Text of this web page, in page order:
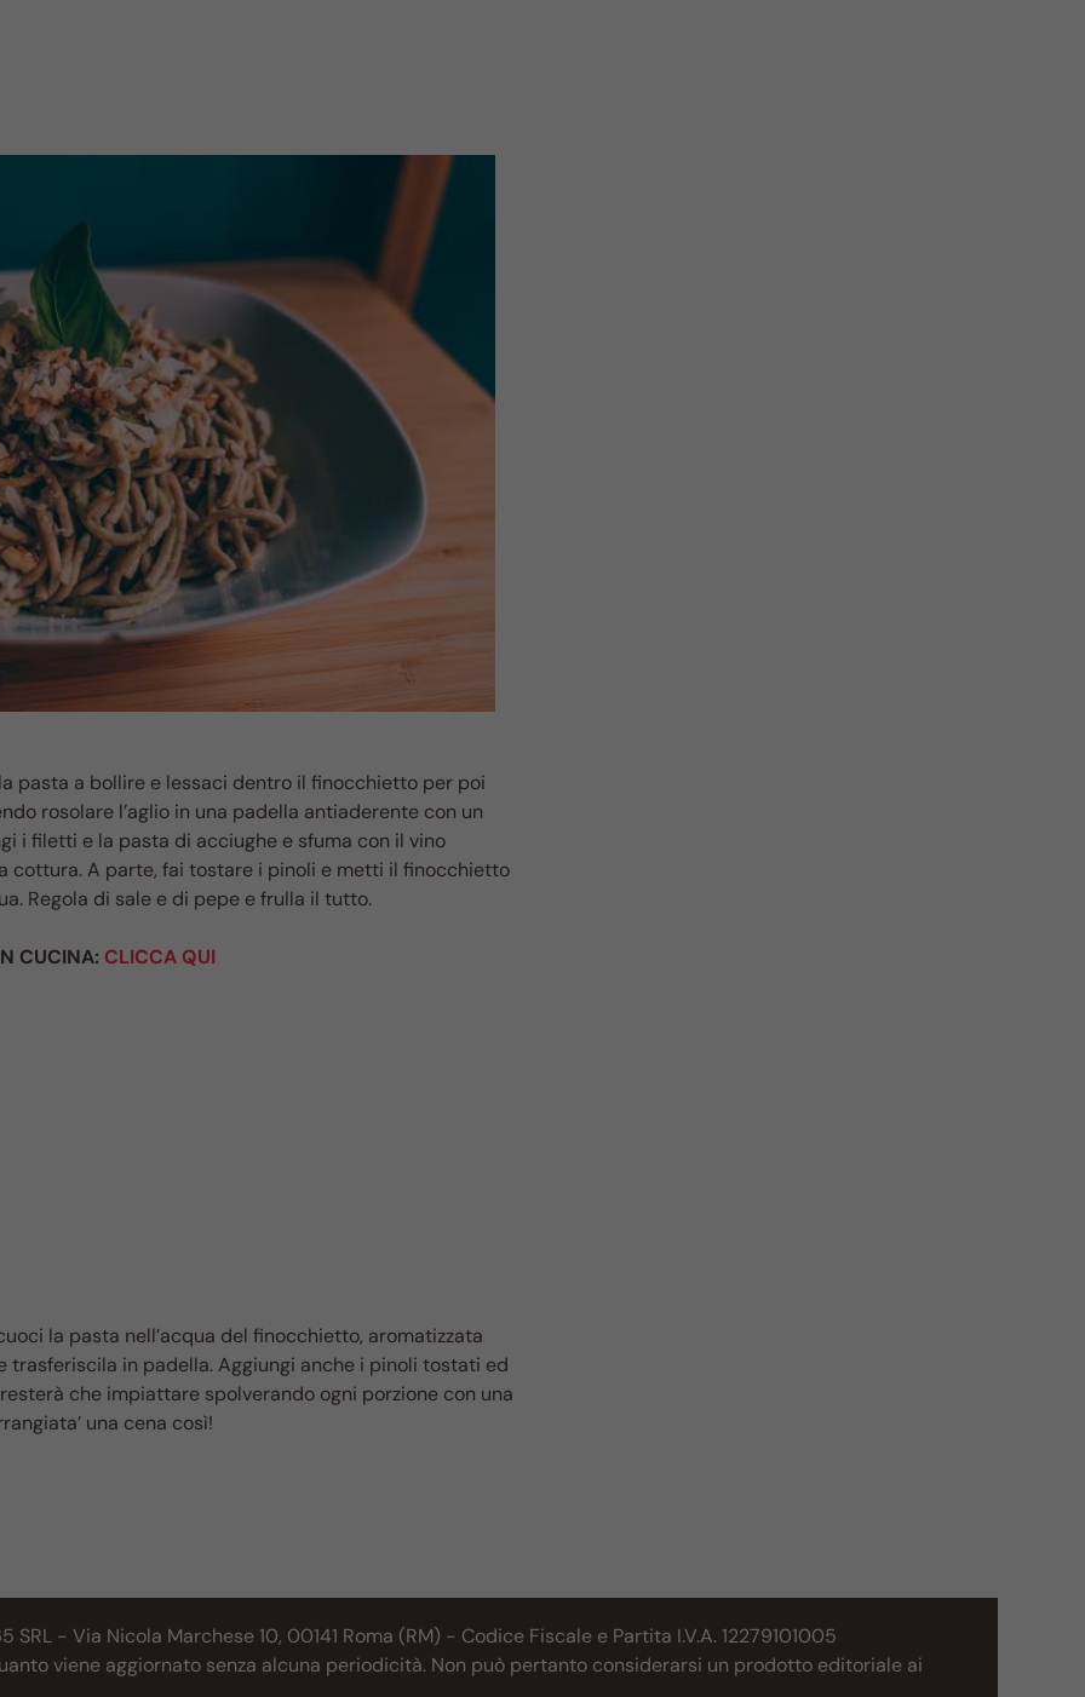
pasta a bollire e lessaci dentro il finocchietto per poi
rosolare l’aglio in una padella antiaderente con un
i filetti e la pasta di acciughe e sfuma con il vino
cottura. A parte, fai tostare i pinoli e metti il finocchietto
Regola di sale e di pepe e frulla il tutto.
CUCINA: CLICCA QUI
la pasta nell’acqua del finocchietto, aromatizzata
trasferiscila in padella. Aggiungi anche i pinoli tostati ed
che impiattare spolverando ogni porzione con una
una cena così!
- Via Nicola Marchese 10, 00141 Roma (RM) - Codice Fiscale e Partita I.V.A. 12279101005
viene aggiornato senza alcuna periodicità. Non può pertanto considerarsi un prodotto editoriale ai